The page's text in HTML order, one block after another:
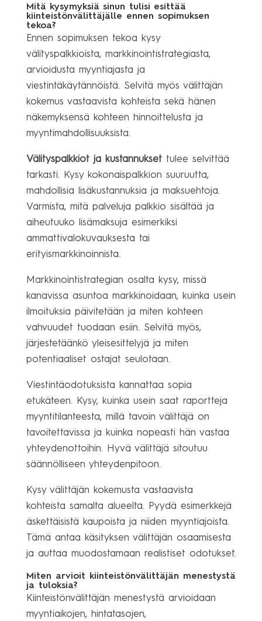
Mitä kysymyksiä sinun tulisi esittää
kiinteistönvälittäjälle ennen sopimuksen
tekoa?
Ennen sopimuksen tekoa kysy
välityspalkkioista, markkinointistrategiasta,
arvioidusta myyntiajasta ja
viestintäkäytännöistä. Selvitä myös välittäjän
kokemus vastaavista kohteista sekä hänen
näkemyksensä kohteen hinnoittelusta ja
myyntimahdollisuuksista.
Välityspalkkiot ja kustannuksettulee selvittää
tarkasti. Kysy kokonaispalkkion suuruutta,
mahdollisia lisäkustannuksia ja maksuehtoja.
Varmista, mitä palveluja palkkio sisältää ja
aiheutuuko lisämaksuja esimerkiksi
ammattivalokuvauksesta tai
erityismarkkinoinnista.
Markkinointistrategian osalta kysy, missä
kanavissa asuntoa markkinoidaan, kuinka usein
ilmoituksia päivitetään ja miten kohteen
vahvuudet tuodaan esiin. Selvitä myös,
järjestetäänkö yleisesittelyjä ja miten
potentiaaliset ostajat seulotaan.
Viestintäodotuksista kannattaa sopia
etukäteen. Kysy, kuinka usein saat raportteja
myyntitilanteesta, millä tavoin välittäjä on
tavoitettavissa ja kuinka nopeasti hän vastaa
yhteydenottoihin. Hyvä välittäjä sitoutuu
säännölliseen yhteydenpitoon.
Kysy välittäjän kokemusta vastaavista
kohteista samalta alueelta. Pyydä esimerkkejä
äskettäisistä kaupoista ja niiden myyntiajoista.
Tämä antaa käsityksen välittäjän osaamisesta
ja auttaa muodostamaan realistiset odotukset.
Miten arvioit kiinteistönvälittäjän menestystä
ja tuloksia?
Kiinteistönvälittäjän menestystä arvioidaan
myyntiaikojen, hintatasojen,